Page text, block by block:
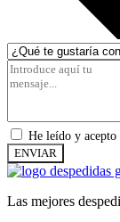
He leído y acepto
ENVIAR
Las mejores